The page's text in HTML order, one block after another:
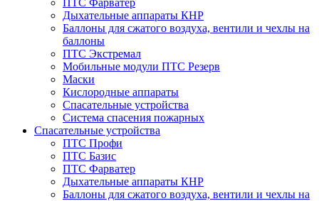
ПТС Фарватер
Дыхательные аппараты КНР
Баллоны для сжатого воздуха, вентили и чехлы на
баллоны
ПТС Экстремал
Мобильные модули ПТС Резерв
Маски
Кислородные аппараты
Спасательные устройства
Система спасения пожарных
Спасательные устройства
ПТС Профи
ПТС Базис
ПТС Фарватер
Дыхательные аппараты КНР
Баллоны для сжатого воздуха, вентили и чехлы на